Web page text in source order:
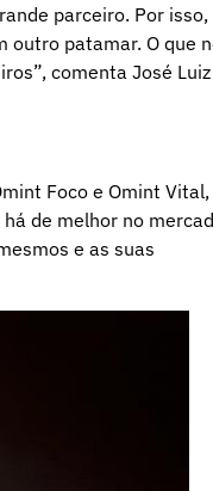
parceiro. Por isso,
outro patamar. O que
comenta José Luiz
Foco e Omint Vital,
de melhor no
e as suas